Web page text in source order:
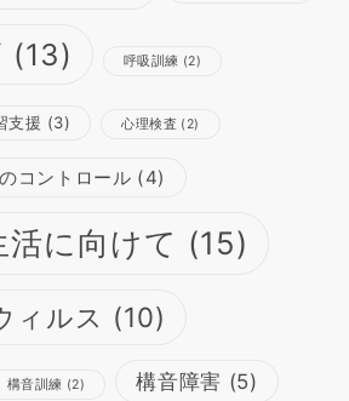
(13) 呼吸訓練 (2)
支援 (3) 心理検査 (2)
コントロール (4)
に向けて (15)
ィルス (10)
構音訓練 (2) 構音障害 (5)